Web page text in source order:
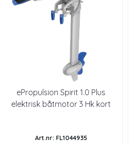
ePropulsion Spirit 1.0 Plus
elektrisk båtmotor 3 Hk kort
Art.nr: FL1044935